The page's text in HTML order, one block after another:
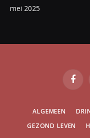
mei 2025
ALGEMEEN
GEZOND LEVEN